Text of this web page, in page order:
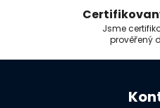
Jsme
prověřený